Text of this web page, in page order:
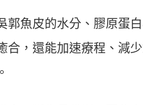
郭魚皮的水分、膠原蛋
合，還能加速療程、減